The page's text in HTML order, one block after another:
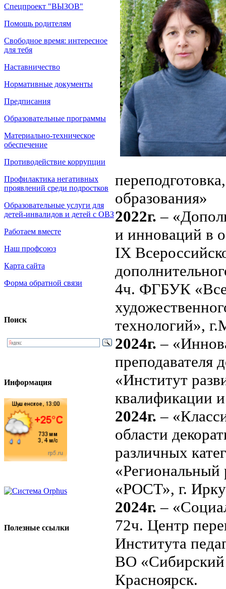
Спецпроект "ВЫЗОВ"
Помощь родителям
Свободное время: интересное
для тебя
Наставничество
Нормативные документы
Предписания
Образовательные программы
Материально-техническое
обеспечение
Противодействие коррупции
Профилактика негативных
проявлений среди подростков
Образовательные услуги для
детей-инвалидов и детей с ОВЗ
Работаем вместе
Наш профсоюз
Карта сайта
Форма обратной связи
Поиск
Информация
Полезные ссылки
образования»
2022г. –
и инноваций в
IX
4ч. ФГБУК
технологий»,
2024г. –
преподавателя
«Институт
квалификации
2024г. –
области
различных
«РОСТ», г.
2024г. –
72ч. Центр
Института
ВО «Сибирский
Красноярск.